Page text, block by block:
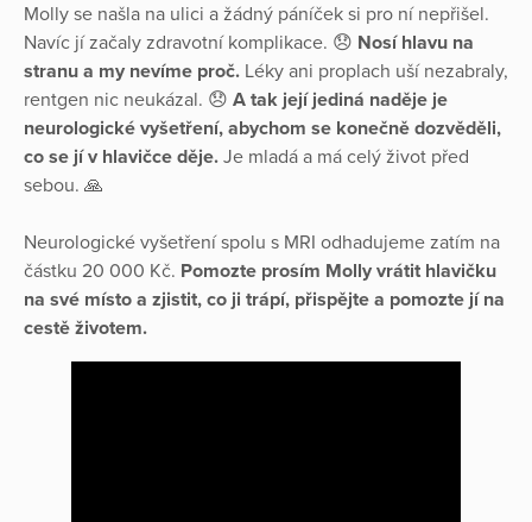
Molly se našla na ulici a žádný páníček si pro ní nepřišel.
Navíc jí začaly zdravotní komplikace. 😞 Nosí hlavu na
stranu a my nevíme proč. Léky ani proplach uší nezabraly,
rentgen nic neukázal. 😞 A tak její jediná naděje je
neurologické vyšetření, abychom se konečně dozvěděli,
co se jí v hlavičce děje. Je mladá a má celý život před
sebou. 🙏
Neurologické vyšetření spolu s MRI odhadujeme zatím na
částku 20 000 Kč. Pomozte prosím Molly vrátit hlavičku
na své místo a zjistit, co ji trápí, přispějte a pomozte jí na
cestě životem.